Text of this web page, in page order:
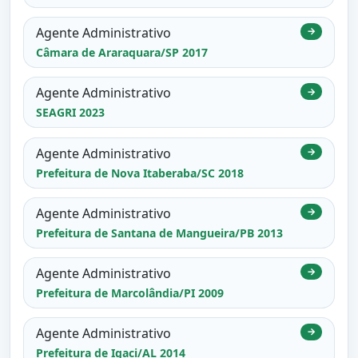
Agente Administrativo
Câmara de Araraquara/SP 2017
→
Agente Administrativo
SEAGRI 2023
→
Agente Administrativo
Prefeitura de Nova Itaberaba/SC 2018
→
Agente Administrativo
Prefeitura de Santana de Mangueira/PB 2013
→
Agente Administrativo
Prefeitura de Marcolândia/PI 2009
→
Agente Administrativo
Prefeitura de Igaci/AL 2014
→